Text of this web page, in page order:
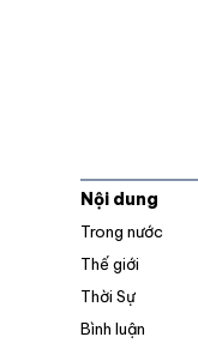
Nội dung
Trong nước
Thế giới
Thời Sự
Bình luận